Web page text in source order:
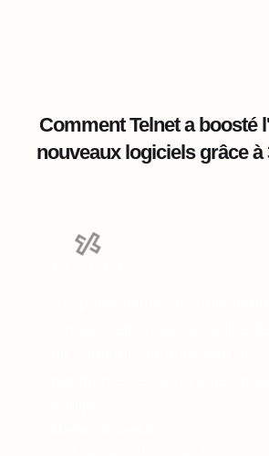
Comment Telnet a boosté
nouveaux logiciels grâce à